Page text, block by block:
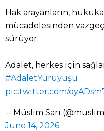
Hak arayanların,
mücadelesinden
sürüyor.
Adalet, herkes için
#AdaletYürüyüşü
pic.twitter.com/
-- Müslim Sarı
June 14, 2026